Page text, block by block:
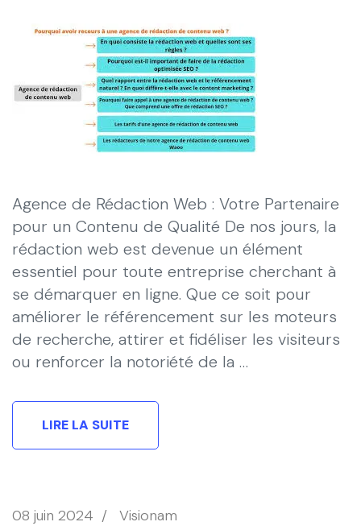
Agence de Rédaction Web : Votre Partenaire
pour un Contenu de Qualité De nos jours, la
rédaction web est devenue un élément
essentiel pour toute entreprise cherchant à
se démarquer en ligne. Que ce soit pour
améliorer le référencement sur les moteurs
de recherche, attirer et fidéliser les visiteurs
ou renforcer la notoriété de la …
LIRE LA SUITE
08 juin 2024 / Visionam